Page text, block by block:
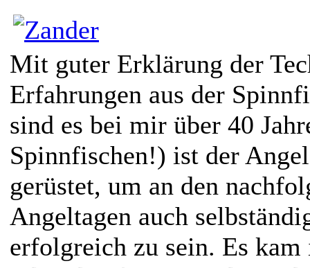
Mit guter Erklärung der
Erfahrungen aus der
sind es bei mir über 40
Spinnfischen!) ist der
gerüstet, um an den
Angeltagen auch
erfolgreich zu sein. Es kam